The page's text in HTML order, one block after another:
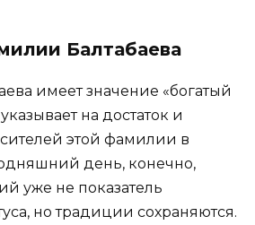
Балтабаева
имеет значение «богатый
на достаток и
этой фамилии в
день, конечно,
уже не показатель
но традиции сохраняются.